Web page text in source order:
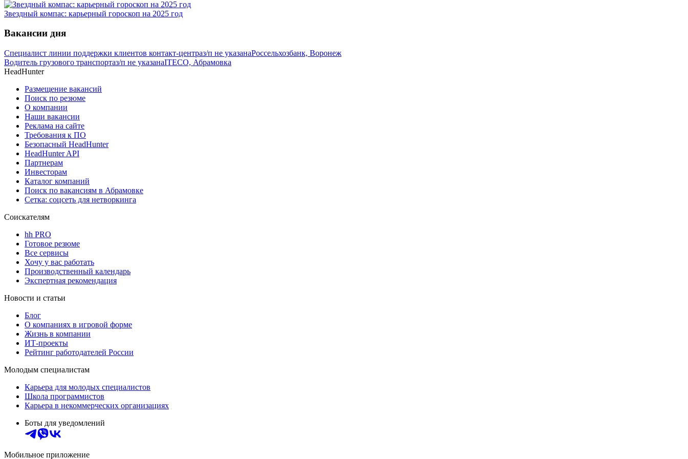
Звездный компас: карьерный гороскоп на 2025 год
Вакансии дня
Специалист линии поддержки клиентов контакт-центраз/п не указанаРоссельхозбанк, Воронеж
Водитель грузового транспортаз/п не указанаITECO, Абрамовка
HeadHunter
Размещение вакансий
Поиск по резюме
О компании
Наши вакансии
Реклама на сайте
Требования к ПО
Безопасный HeadHunter
HeadHunter API
Партнерам
Инвесторам
Каталог компаний
Поиск по вакансиям в Абрамовке
Сетка: соцсеть для нетворкинга
Соискателям
hh PRO
Готовое резюме
Все сервисы
Хочу у вас работать
Производственный календарь
Экспертная рекомендация
Новости и статьи
Блог
О компаниях в игровой форме
Жизнь в компании
ИТ-проекты
Рейтинг работодателей России
Молодым специалистам
Карьера для молодых специалистов
Школа программистов
Карьера в некоммерческих организациях
Боты для уведомлений
Мобильное приложение